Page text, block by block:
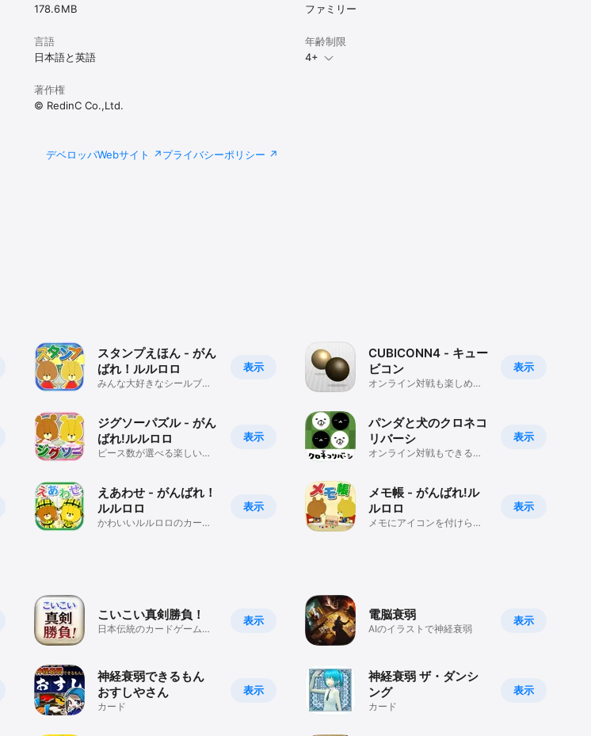
178.6 MB
ファミリー
言語
日本語と英語
年齢制限
4+
著作権
© RedinC Co.,Ltd.
デベロッパWebサイト プライバシーポリシー
表示
スタンプえほん - がん
ばれ！ルルロロ
みんな大好きなシールブッ
表示
ジグソーパズル - がん
ばれ!ルルロロ
ピース数が選べる楽しいジ
表示
えあわせ - がんばれ！
ルルロロ
かわいいルルロロのカード
表示
CUBICONN4 - キュー
ビコン
オンライン対戦も楽しめ
表示
パンダと犬のクロネコ
リバーシ
オンライン対戦もできる人
表示
メモ帳 - がんばれ!ル
ルロロ
メモにアイコンを付けられ
表示
こいこい真剣勝負！
日本伝統のカードゲームを
表示
神経衰弱できるもん
おすしやさん
カード
表示
電脳衰弱
AIのイラストで神経衰弱
表示
神経衰弱 ザ・ダンシ
ング
カード